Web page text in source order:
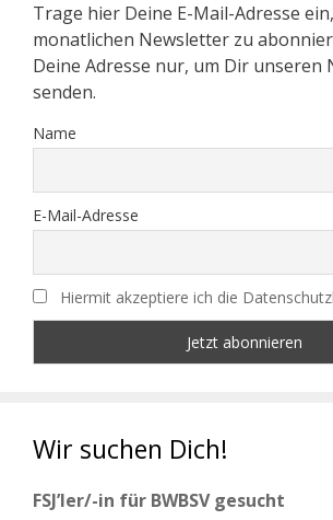
Trage hier Deine E-Mail-Adresse
monatlichen Newsletter zu
Deine Adresse nur, um Dir unseren
senden.
Name
E-Mail-Adresse
Hiermit akzeptiere ich die
Wir suchen Dich!
FSJ’ler/-in für BWBSV gesucht